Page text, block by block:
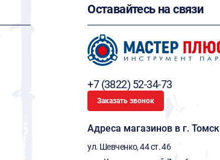
Оставайтесь на связи
+7 (3822) 52-34-73
Заказать звонок
Адреса магазинов в г. Томск
ул. Шевченко, 44 ст. 46